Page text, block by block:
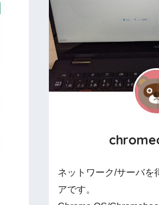
ネットワーク/サーバを
アです。